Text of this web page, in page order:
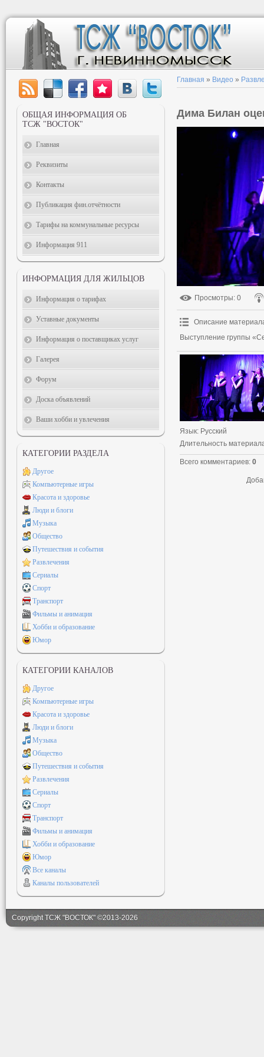
Главная » Видео »
Дима Билан
Просмотры: 0
Описание
Выступление группы
Язык: Русский
Длительность
Всего комментариев: 0
ОБЩАЯ ИНФОРМАЦИЯ ОБ
ТСЖ "ВОСТОК"
Главная
Реквизиты
Контакты
Публикация фин.отчётности
Тарифы на коммунальные ресурсы
Информация 911
ИНФОРМАЦИЯ ДЛЯ ЖИЛЬЦОВ
Информация о тарифах
Уставные документы
Информация о поставщиках услуг
Галерея
Форум
Доска объявлений
Ваши хобби и увлечения
КАТЕГОРИИ РАЗДЕЛА
Другое
Компьютерные игры
Красота и здоровье
Люди и блоги
Музыка
Общество
Путешествия и события
Развлечения
Сериалы
Спорт
Транспорт
Фильмы и анимация
Хобби и образование
Юмор
КАТЕГОРИИ КАНАЛОВ
Другое
Компьютерные игры
Красота и здоровье
Люди и блоги
Музыка
Общество
Путешествия и события
Развлечения
Сериалы
Спорт
Транспорт
Фильмы и анимация
Хобби и образование
Юмор
Все каналы
Каналы пользователей
Copyright ТСЖ "ВОСТОК" ©2013-2026